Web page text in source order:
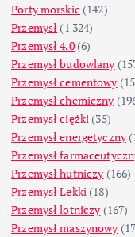
Porty morskie(142)
Przemysł (1 324)
Przemysł 4.0(6)
Przemysł budowlany
Przemysł cementowy
Przemysł chemiczny
Przemysł ciężki (35)
Przemysł energetyczny
Przemysł
Przemysł hutniczy (166)
Przemysł Lekki (18)
Przemysł lotniczy (167)
Przemysł maszynowy